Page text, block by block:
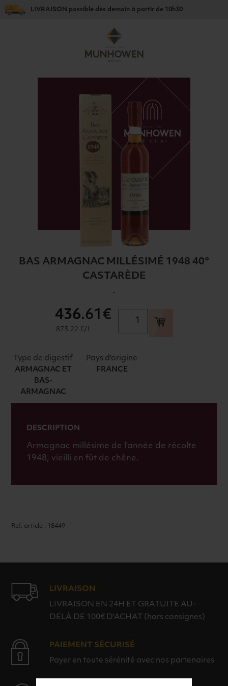
LIVRAISON possible dès demain à partir de 10h30
BAS ARMAGNAC MILLÉSIMÉ 1948 40°
CASTARÈDE
-
MILLÉSIMÉ
436.61€
873.22 €/L
Type de digestif
ARMAGNAC ET
BAS-
ARMAGNAC
Pays d'origine
FRANCE
DESCRIPTION
Armagnac millésime de l'année de récolte
1948, vieilli en fût de chêne.
Ref. article : 18449
LIVRAISON
LIVRAISON EN 24H ET GRATUITE AU-
DELÀ DE 100€ D'ACHAT (hors consignes)
PAIEMENT SÉCURISÉ
Payer en toute sérénité avec nos partenaires